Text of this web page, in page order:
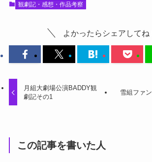
観劇記・感想・作品考察
よかったらシェアしてね
月組大劇場公演BADDY観
劇記その1
雪組ファ
この記事を書いた人